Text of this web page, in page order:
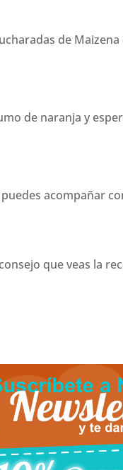
de
de naranja y
acompañar
que veas la